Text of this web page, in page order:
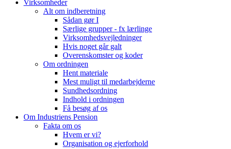
Virksomheder
Alt om indberetning
Sådan gør I
Særlige grupper - fx lærlinge
Virksomhedsvejledninger
Hvis noget går galt
Overenskomster og koder
Om ordningen
Hent materiale
Mest muligt til medarbejderne
Sundhedsordning
Indhold i ordningen
Få besøg af os
Om Industriens Pension
Fakta om os
Hvem er vi?
Organisation og ejerforhold